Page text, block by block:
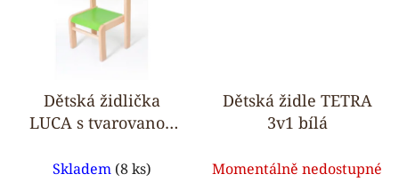
Dětská židlička
LUCA s tvarovanou
hodnocení
Skladem (8 ks)
Dětská židle TETRA
3v1 bílá
hodnocení
Momentálně nedostupné